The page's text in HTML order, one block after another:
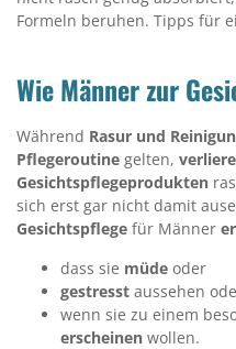
Formeln beruhen. Tipps für
Wie Männer zur
Während Rasur und
Pflegeroutine gelten,
Gesichtspflegeprodukten
sich erst gar nicht damit
Gesichtspflege für Männer
dass sie müde oder
gestresst aussehen
wenn sie zu einem
erscheinen wollen.